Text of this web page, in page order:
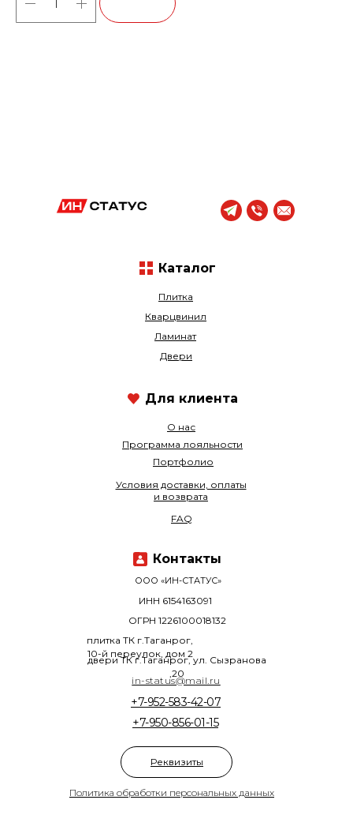
Политика обработки персональных данных
Плитка
Кварцвинил
+7-950-856-01-15
+7-952-583-42-07
О нас
Ламинат
Программа лояльности
Двери
Портфолио
ООО «ИН-СТАТУС»
плитка ТК г.Таганрог,
10-й переулок, дом 2
двери ТК г.Таганрог, ул. Сызранова
,20
ОГРН 1226100018132
ИНН 6154163091
Условия доставки, оплаты
и возврата
FAQ
Каталог
in-status@mail.ru
Контакты
Для клиента
Реквизиты